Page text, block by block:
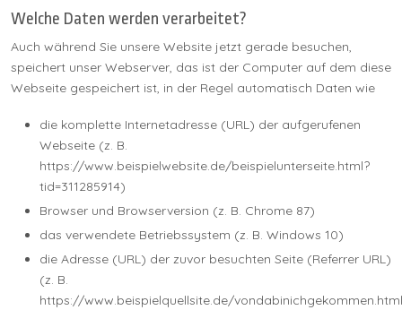
Welche Daten werden verarbeitet?
Auch während Sie unsere Website jetzt gerade besuchen,
speichert unser Webserver, das ist der Computer auf dem diese
Webseite gespeichert ist, in der Regel automatisch Daten wie
die komplette Internetadresse (URL) der aufgerufenen
Webseite (z. B.
https://www.beispielwebsite.de/beispielunterseite.html?
tid=311285914)
Browser und Browserversion (z. B. Chrome 87)
das verwendete Betriebssystem (z. B. Windows 10)
die Adresse (URL) der zuvor besuchten Seite (Referrer URL)
(z. B.
https://www.beispielquellsite.de/